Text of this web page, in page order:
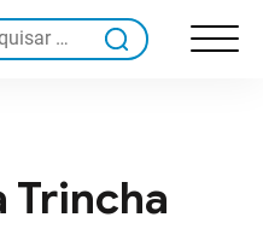
Trincha